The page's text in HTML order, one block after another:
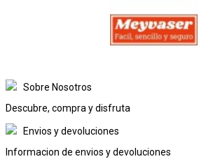
Sobre Nosotros
Descubre, compra y disfruta
Envios y devoluciones
Informacion de envios y devoluciones